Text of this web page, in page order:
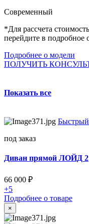
Cовременный
*Для рассчета
перейдите в подробное
Подробнее о модели
ПОЛУЧИТЬ
Показать все
под заказ
Диван прямой ЛОЙД 2
66 000 ₽
+5
Подробнее о товаре
×